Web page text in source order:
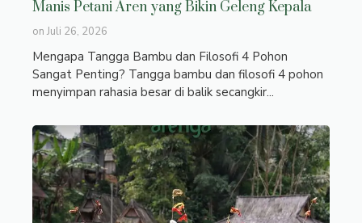
Manis Petani Aren yang Bikin Geleng Kepala
on Juli 26, 2026
Mengapa Tangga Bambu dan Filosofi 4 Pohon
Sangat Penting? Tangga bambu dan filosofi 4 pohon
menyimpan rahasia besar di balik secangkir...